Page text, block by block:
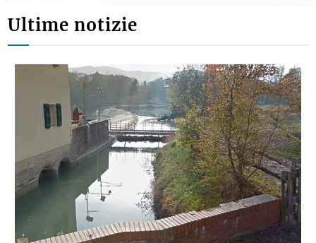
Ultime notizie